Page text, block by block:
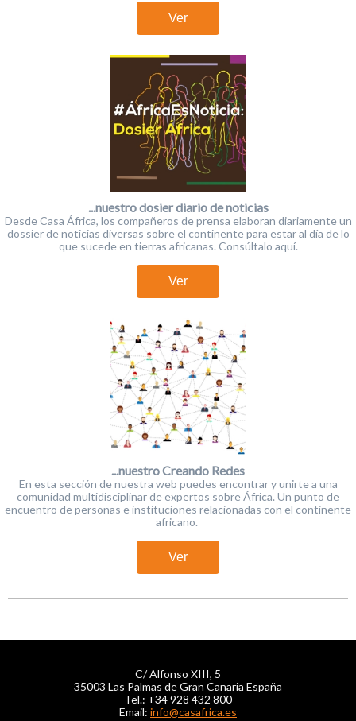
Ver
...nuestro dosier diario de noticias
Desde Casa África, los compañeros de prensa elaboran diariamente un
dossier de noticias diversas sobre el continente para estar al día de lo
que sucede en tierras africanas. Consúltalo aquí.
Ver
...nuestro Creando Redes
En esta sección de nuestra web puedes encontrar y unirte a una
comunidad multidisciplinar de expertos sobre África. Un punto de
encuentro de personas e instituciones relacionadas con el continente
africano.
Ver
C/ Alfonso XIII, 5
35003 Las Palmas de Gran Canaria España
Tel.: +34 928 432 800
Email: info@casafrica.es